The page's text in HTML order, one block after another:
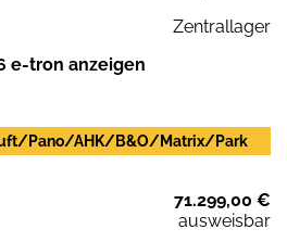
Zentrallager
e-tron anzeigen
Pano/AHK/B&O/Matrix/Park
71.299,00 €
ausweisbar